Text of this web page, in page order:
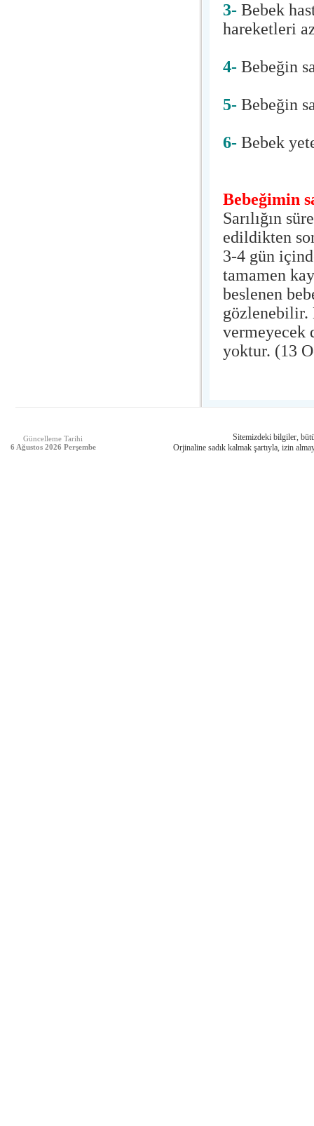
3- Bebek
hareketleri
4- Bebeğin
5- Bebeğin
6- Bebek
Bebeğimin
Sarılığın
edildikten
3-4 gün
tamamen
beslenen
gözlenebilir.
vermeyecek
yoktur. (13
Güncelleme Tarihi
6 Ağustos 2026 Perşembe
Sitemizdeki bilgiler,
Orjinaline sadık kalmak şartıyla, izin